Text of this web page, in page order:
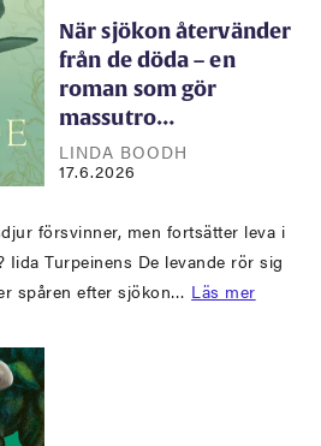
När sjökon återvänder
från de döda – en
roman som gör
massutro…
LINDA BOODH
17.6.2026
försvinner, men fortsätter leva i
Iida Turpeinens De levande rör sig
spåren efter sjökon… Läs mer